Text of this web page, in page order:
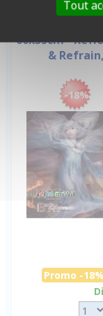
60x35cm -
&
-18%
Promo -18%
Tout